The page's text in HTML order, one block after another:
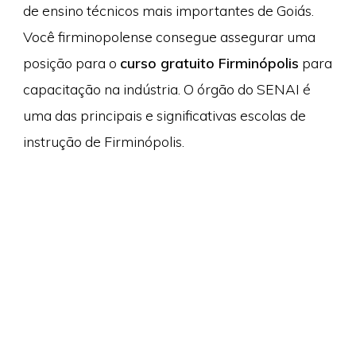
de ensino técnicos mais importantes de Goiás.
Você firminopolense consegue assegurar uma
posição para o curso gratuito Firminópolis para
capacitação na indústria. O órgão do SENAI é
uma das principais e significativas escolas de
instrução de Firminópolis.